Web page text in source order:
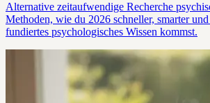
Alternative zeitaufwendige Recherche
Methoden, wie du 2026 schneller, smarter
fundiertes psychologisches Wissen kommst.